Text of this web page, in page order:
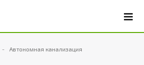
Автономная канализация